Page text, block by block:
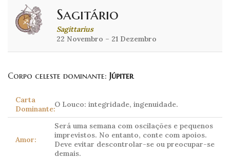
Sagitário
Sagittarius
22 Novembro – 21 Dezembro
Corpo celeste dominante: Júpiter
Carta
Dominante:O Louco: integridade, ingenuidade.
Amor:
Será uma semana com oscilações e pequenos
imprevistos. No entanto, conte com apoios.
Deve evitar descontrolar-se ou preocupar-se
demais.